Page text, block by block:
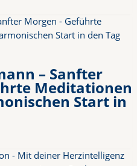
– Sanfter
Meditationen
Start in